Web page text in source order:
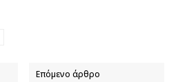
Επόμενο άρθρο